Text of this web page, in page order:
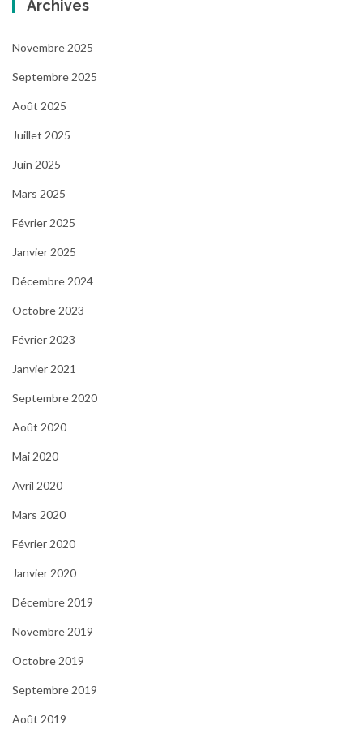
Archives
Novembre 2025
Septembre 2025
Août 2025
Juillet 2025
Juin 2025
Mars 2025
Février 2025
Janvier 2025
Décembre 2024
Octobre 2023
Février 2023
Janvier 2021
Septembre 2020
Août 2020
Mai 2020
Avril 2020
Mars 2020
Février 2020
Janvier 2020
Décembre 2019
Novembre 2019
Octobre 2019
Septembre 2019
Août 2019